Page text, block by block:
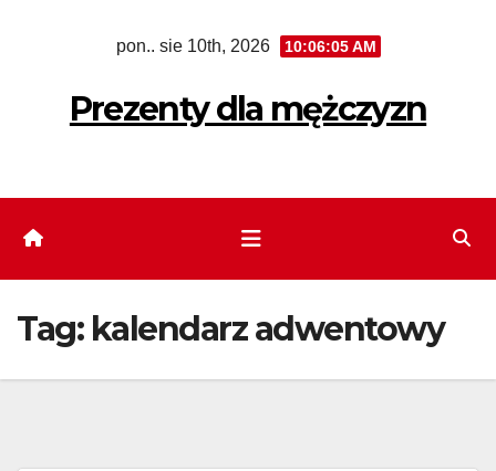
pon.. sie 10th, 2026 10:06:06 AM
Prezenty dla mężczyzn
Tag: kalendarz adwentowy